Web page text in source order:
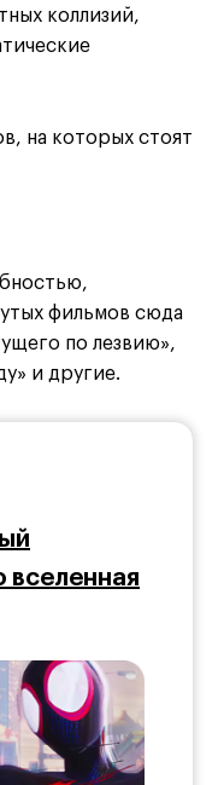
коллизий,
на которых стоят
фильмов сюда
по лезвию»,
и другие.
вселенная